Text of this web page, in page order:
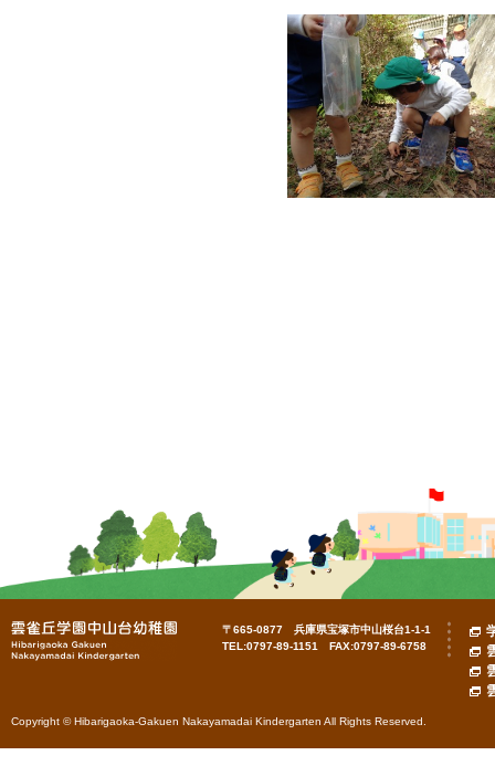
〒665-0877 兵庫県宝塚市中山桜台1-1-1
TEL:0797-89-1151 FAX:0797-89-6758
Copyright © Hibarigaoka-Gakuen Nakayamadai Kindergarten All Rights Reserved.